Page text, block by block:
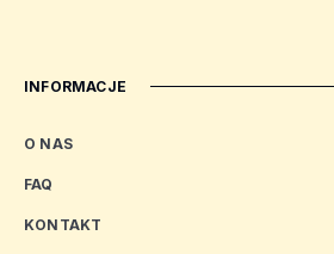
INFORMACJE
O NAS
FAQ
KONTAKT